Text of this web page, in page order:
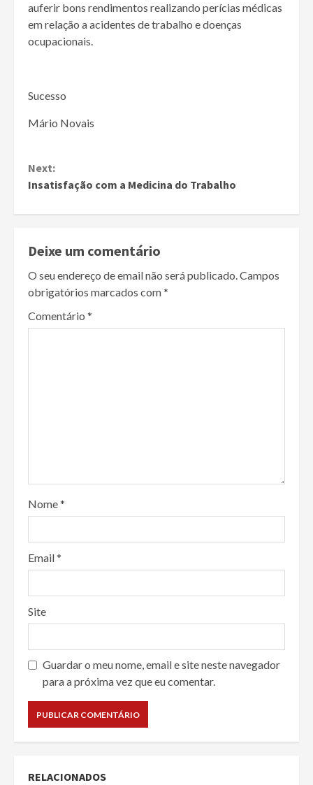
auferir bons rendimentos realizando perícias médicas
em relação a acidentes de trabalho e doenças
ocupacionais.
Sucesso
Mário Novais
Continue
Reading
Next:
Insatisfação com a Medicina do Trabalho
Deixe um comentário
O seu endereço de email não será publicado.Campos
obrigatórios marcados com*
Comentário *
Nome*
Email*
Site
Guardar o meu nome, email e site neste navegador
para a próxima vez que eu comentar.
RELACIONADOS